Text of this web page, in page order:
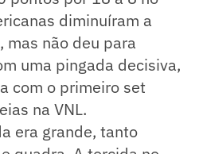
diminuíram a
mas não deu para
uma pingada decisiva,
com o primeiro set
na VNL.
era grande, tanto